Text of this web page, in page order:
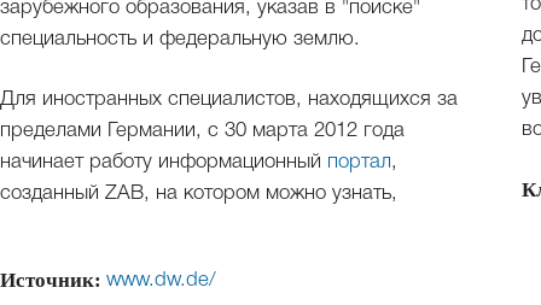
зарубежного образования, указав в "поиске"
специальность и федеральную землю.
Для иностранных специалистов, находящихся за
пределами Германии, с 30 марта 2012 года
начинает работу информационный портал,
созданный ZAB, на котором можно узнать,
Источник: www.dw.de/